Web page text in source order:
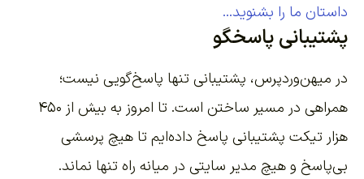
داستان ما را بشنوید...
پشتیبانی پاسخگو
در میهن‌وردپرس، پشتیبانی تنها پاسخ‌گویی نیست؛
همراهی در مسیر ساختن است. تا امروز به بیش از ۴۵۰
هزار تیکت پشتیبانی پاسخ داده‌ایم تا هیچ پرسشی
بی‌پاسخ و هیچ مدیر سایتی در میانه راه تنها نماند.